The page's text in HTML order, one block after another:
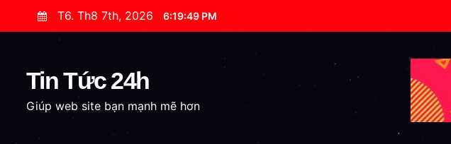
k
T6. Th8 7th, 2026 6:19:51 PM
Tin Tức 24h
Giúp web site bạn mạnh mẽ hơn